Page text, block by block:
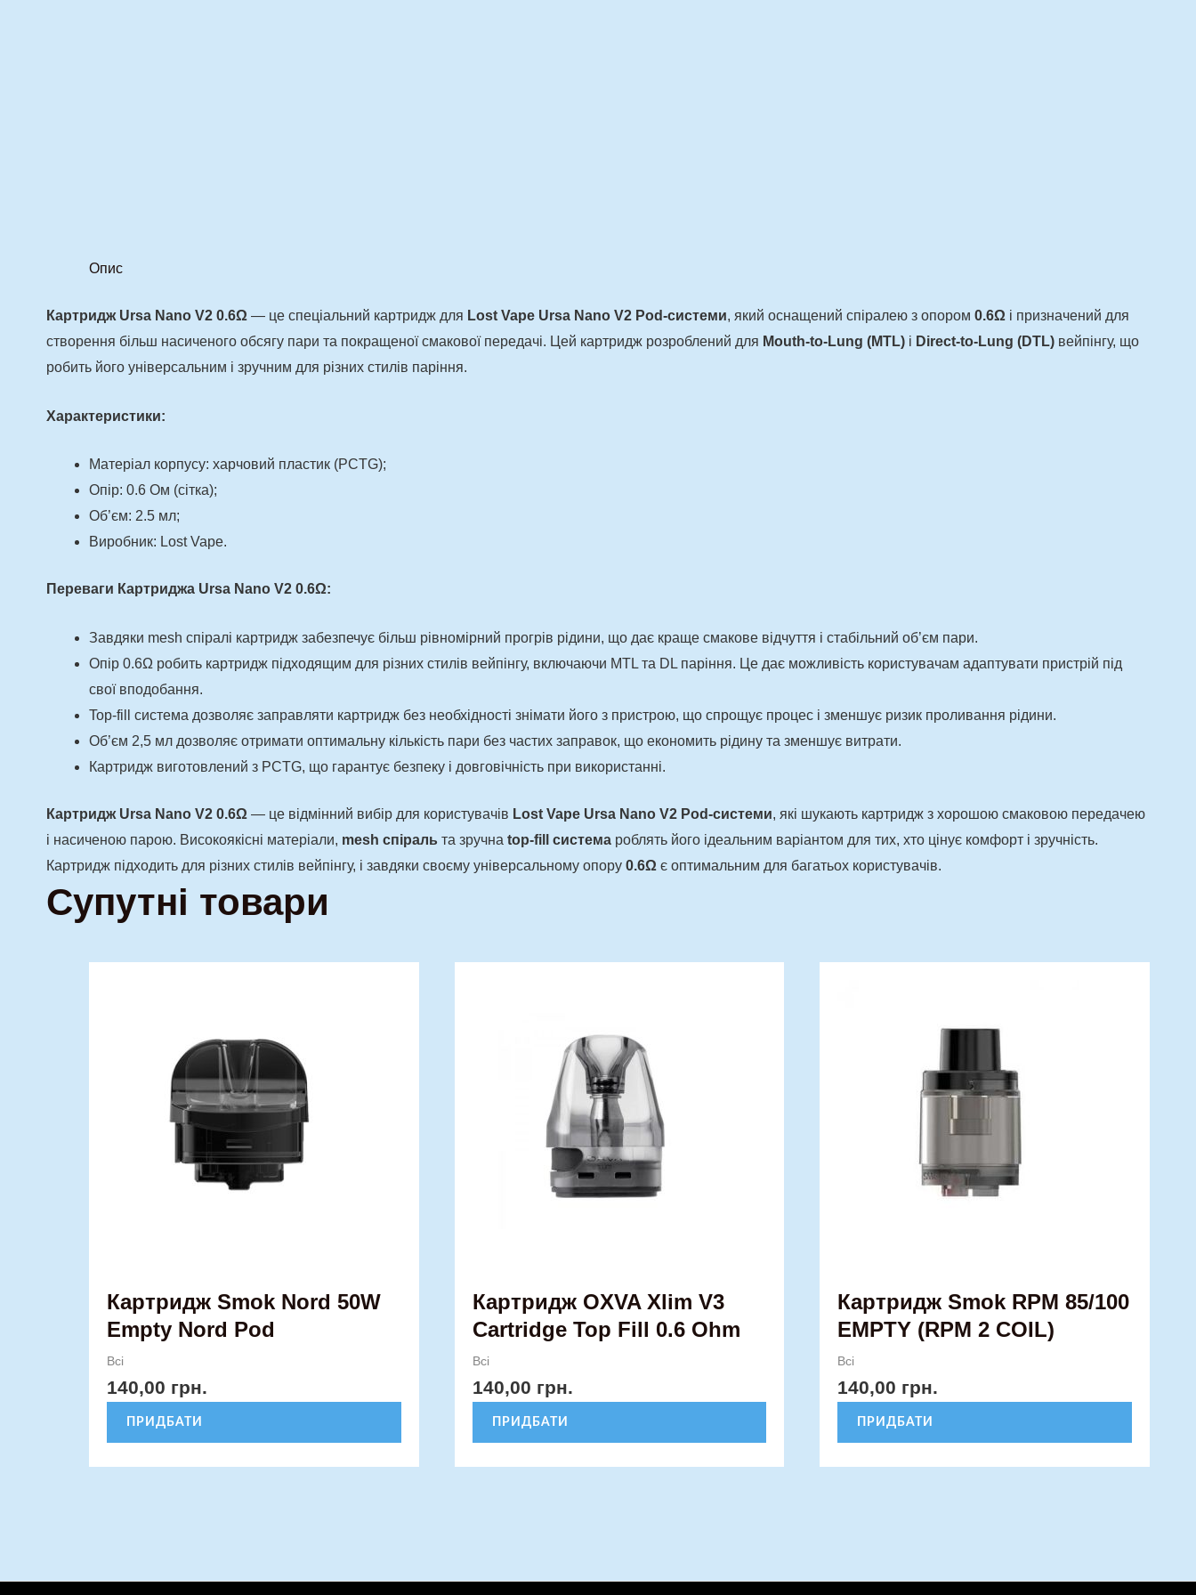
Опис
Картридж Ursa Nano V2 0.6Ω — це спеціальний картридж для Lost Vape Ursa Nano V2 Pod-системи, який оснащений спіралею з опором 0.6Ω і призначений для
створення більш насиченого обсягу пари та покращеної смакової передачі. Цей картридж розроблений для Mouth-to-Lung (MTL) і Direct-to-Lung (DTL) вейпінгу, що
робить його універсальним і зручним для різних стилів паріння.
Характеристики:
Матеріал корпусу: харчовий пластик (PCTG);
Опір: 0.6 Ом (сітка);
Об’єм: 2.5 мл;
Виробник: Lost Vape.
Переваги Картриджа Ursa Nano V2 0.6Ω:
Завдяки mesh спіралі картридж забезпечує більш рівномірний прогрів рідини, що дає краще смакове відчуття і стабільний об’єм пари.
Опір 0.6Ω робить картридж підходящим для різних стилів вейпінгу, включаючи MTL та DL паріння. Це дає можливість користувачам адаптувати пристрій під
свої вподобання.
Top-fill система дозволяє заправляти картридж без необхідності знімати його з пристрою, що спрощує процес і зменшує ризик проливання рідини.
Об’єм 2,5 мл дозволяє отримати оптимальну кількість пари без частих заправок, що економить рідину та зменшує витрати.
Картридж виготовлений з PCTG, що гарантує безпеку і довговічність при використанні.
Картридж Ursa Nano V2 0.6Ω — це відмінний вибір для користувачів Lost Vape Ursa Nano V2 Pod-системи, які шукають картридж з хорошою смаковою передачею
і насиченою парою. Високоякісні матеріали, mesh спіраль та зручна top-fill система роблять його ідеальним варіантом для тих, хто цінує комфорт і зручність.
Картридж підходить для різних стилів вейпінгу, і завдяки своєму універсальному опору 0.6Ω є оптимальним для багатьох користувачів.
Супутні товари
Картридж Smok Nord 50W
Empty Nord Pod
Всі
140,00 грн.
ПРИДБАТИ
Картридж OXVA Xlim V3
Cartridge Top Fill 0.6 Ohm
Всі
140,00 грн.
ПРИДБАТИ
Картридж Smok RPM 85/100
EMPTY (RPM 2 COIL)
Всі
140,00 грн.
ПРИДБАТИ